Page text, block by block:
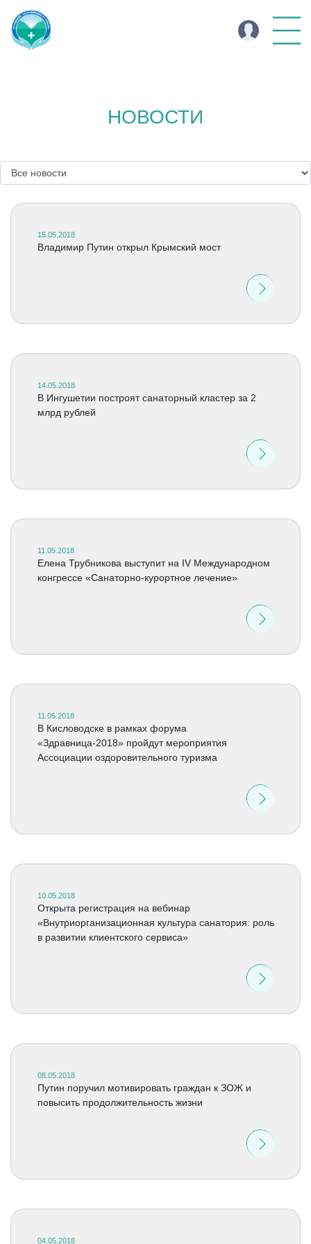
НОВОСТИ
15.05.2018
Владимир Путин открыл Крымский мост
14.05.2018
В Ингушетии построят санаторный кластер за 2
млрд рублей
11.05.2018
Елена Трубникова выступит на IV Международном
конгрессе «Санаторно-курортное лечение»
11.05.2018
В Кисловодске в рамках форума
«Здравница-2018» пройдут мероприятия
Ассоциации оздоровительного туризма
10.05.2018
Открыта регистрация на вебинар
«Внутриорганизационная культура санатория: роль
в развитии клиентского сервиса»
08.05.2018
Путин поручил мотивировать граждан к ЗОЖ и
повысить продолжительность жизни
04.05.2018